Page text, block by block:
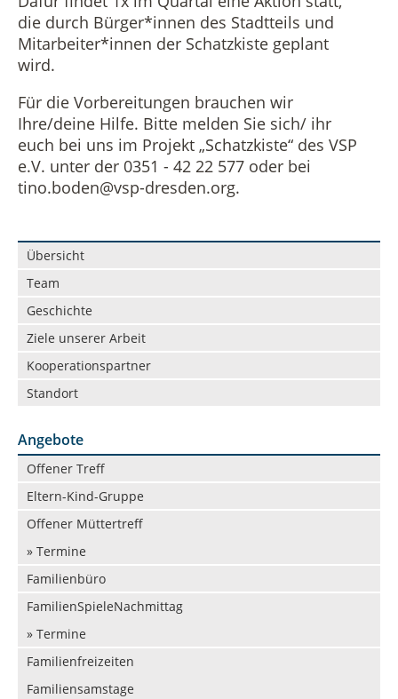
die durch Bürger*innen des Stadtteils und
Mitarbeiter*innen der Schatzkiste geplant
wird.
Für die Vorbereitungen brauchen wir
Ihre/deine Hilfe. Bitte melden Sie sich/ ihr
euch bei uns im Projekt „Schatzkiste“ des VSP
e.V. unter der 0351 - 42 22 577 oder bei
tino.boden@vsp-dresden.org.
Navigation
überspringen
Übersicht
Team
Geschichte
Ziele unserer Arbeit
Kooperationspartner
Standort
Angebote
Navigation
überspringen
Offener Treff
Eltern-Kind-Gruppe
Offener Müttertreff
» Termine
Familienbüro
FamilienSpieleNachmittag
» Termine
Familienfreizeiten
Familiensamstage
Vermietung
Datenschutz in der Beratungsstelle